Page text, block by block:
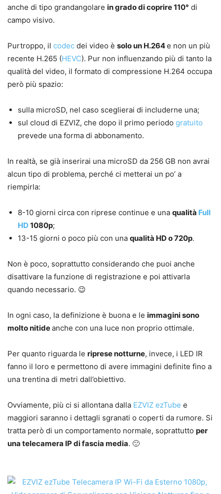
anche di tipo grandangolare in grado di coprire 110° di
campo visivo.
Purtroppo, il codec dei video è solo un H.264e non un più
recente H.265 (HEVC). Pur non influenzando più di tanto la
qualità del video, il formato di compressione H.264 occupa
però più spazio:
sulla microSD, nel caso sceglierai di includerne una;
sul cloud di EZVIZ, che dopo il primo periodo gratuito
prevede una forma di abbonamento.
In realtà, se già inserirai una microSD da 256 GB non avrai
alcun tipo di problema, perché ci metterai un po’ a
riempirla:
8-10 giorni circa con riprese continue e una qualità Full
HD 1080p;
13-15 giorni o poco più con una qualità HD o 720p.
Non è poco, soprattutto considerando che puoi anche
disattivare la funzione di registrazione e poi attivarla
quando necessario. 😉
In ogni caso, la definizione è buona e le immagini sono
molto nitideanche con una luce non proprio ottimale.
Per quanto riguarda le riprese notturne, invece, i LED IR
fanno il loro e permettono di avere immagini definite fino a
una trentina di metri dall’obiettivo.
Ovviamente, più ci si allontana dalla EZVIZ ezTube e
maggiori saranno i dettagli sgranati o coperti da rumore. Si
tratta però di un comportamento normale, soprattutto per
una telecamera IP di fascia media. 🙂